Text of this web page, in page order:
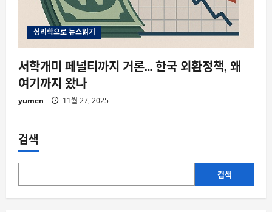
심리학으로 뉴스읽기
서학개미 페널티까지 거론… 한국 외환정책, 왜
여기까지 왔나
yumen 11월 27, 2025
검색
검색